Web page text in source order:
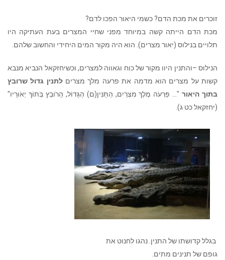
זוכרים את מכת הדם? כשמי היאור הפכו לדם?
מכת הדם הייתה קשה במיוחד מפני שחיי המצרים בעת העתיקה היו
תלויים בנילוס (יאור מצרים). הוא היה מקור המים היחידי והחשוב שלהם.
הנילוס –והתנין היוו מקור של כוח וגאווה למצרים, וכשיחזקאל הנביא מנבא
קשות על מצרים הוא מדמה את פרעה מלך מצריםלתנין גדול שרובץ
בתוך היאור"… פַּרְעֹה מֶלֶךְ מִצְרַיִם, הַתַּנִּין(ם) הַגָּדוֹל, הָרֹובֵץ בְּתוֹךְ יְאֹורָיו"
(יחזקאל כט ג).
בגלל קדושתו של התנין. נהגו לחנוט את
גופם של תנינים מתים.